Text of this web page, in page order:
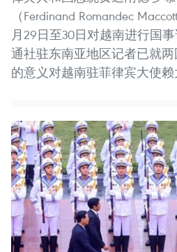
（Ferdinand Romandec
月29日至30日对越南进行国
通社驻东南亚地区记者已就
的意义对越南驻菲律宾大使赖